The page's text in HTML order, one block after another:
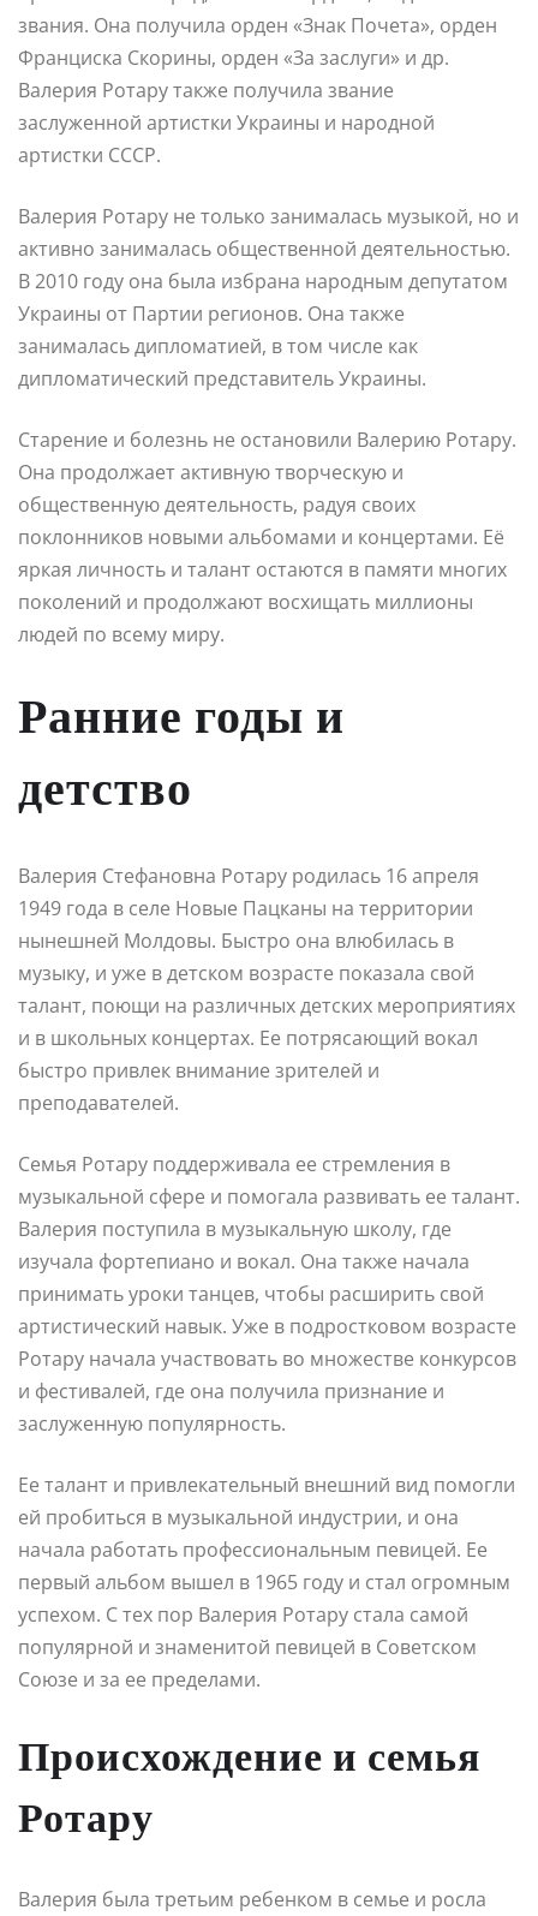
звания. Она получила орден «Знак Почета», орден
Франциска Скорины, орден «За заслуги» и др.
Валерия Ротару также получила звание
заслуженной артистки Украины и народной
артистки СССР.
Валерия Ротару не только занималась музыкой, но и
активно занималась общественной деятельностью.
В 2010 году она была избрана народным депутатом
Украины от Партии регионов. Она также
занималась дипломатией, в том числе как
дипломатический представитель Украины.
Старение и болезнь не остановили Валерию Ротару.
Она продолжает активную творческую и
общественную деятельность, радуя своих
поклонников новыми альбомами и концертами. Её
яркая личность и талант остаются в памяти многих
поколений и продолжают восхищать миллионы
людей по всему миру.
Ранние годы и
детство
Валерия Стефановна Ротару родилась 16 апреля
1949 года в селе Новые Пацканы на территории
нынешней Молдовы. Быстро она влюбилась в
музыку, и уже в детском возрасте показала свой
талант, поющи на различных детских мероприятиях
и в школьных концертах. Ее потрясающий вокал
быстро привлек внимание зрителей и
преподавателей.
Семья Ротару поддерживала ее стремления в
музыкальной сфере и помогала развивать ее талант.
Валерия поступила в музыкальную школу, где
изучала фортепиано и вокал. Она также начала
принимать уроки танцев, чтобы расширить свой
артистический навык. Уже в подростковом возрасте
Ротару начала участвовать во множестве конкурсов
и фестивалей, где она получила признание и
заслуженную популярность.
Ее талант и привлекательный внешний вид помогли
ей пробиться в музыкальной индустрии, и она
начала работать профессиональным певицей. Ее
первый альбом вышел в 1965 году и стал огромным
успехом. С тех пор Валерия Ротару стала самой
популярной и знаменитой певицей в Советском
Союзе и за ее пределами.
Происхождение и семья
Ротару
Валерия была третьим ребенком в семье и росла